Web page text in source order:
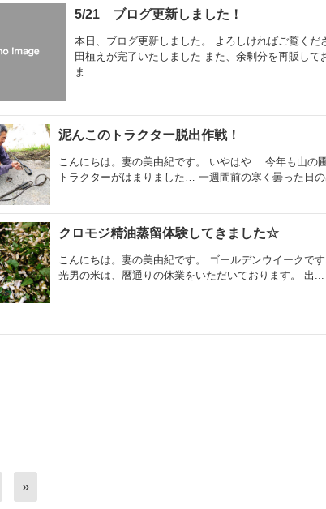
5/21 ブログ更新しました！
本日、ブログ更新しました。 よろしければご覧くだ
田植えが完了いたしました また、余剰分を再販して
ま...
泥んこのトラクター脱出作戦！
こんにちは。妻の美由紀です。 いやはや… 今年も山の
トラクターがはまりました… 一週間前の寒く曇った日
クロモジ精油蒸留体験してきました☆
こんにちは。妻の美由紀です。 ゴールデンウイークです
光男の米は、暦通りの休業をいただいております。 出...
»